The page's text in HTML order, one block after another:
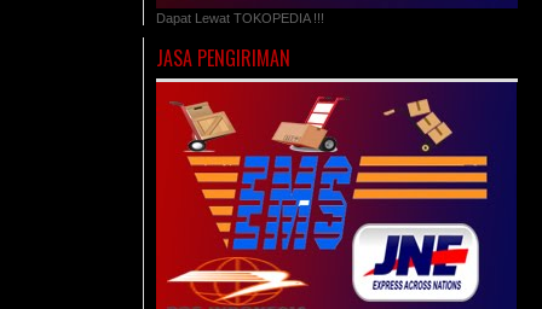
Dapat Lewat TOKOPEDIA !!!
JASA PENGIRIMAN